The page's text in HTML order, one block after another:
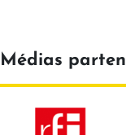
Médias